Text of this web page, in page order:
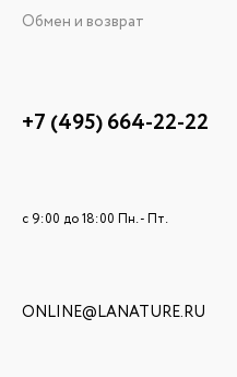
Обмен и возврат
+7 (495) 664-22-22
c 9:00 до 18:00 Пн. - Пт.
ONLINE@LANATURE.RU